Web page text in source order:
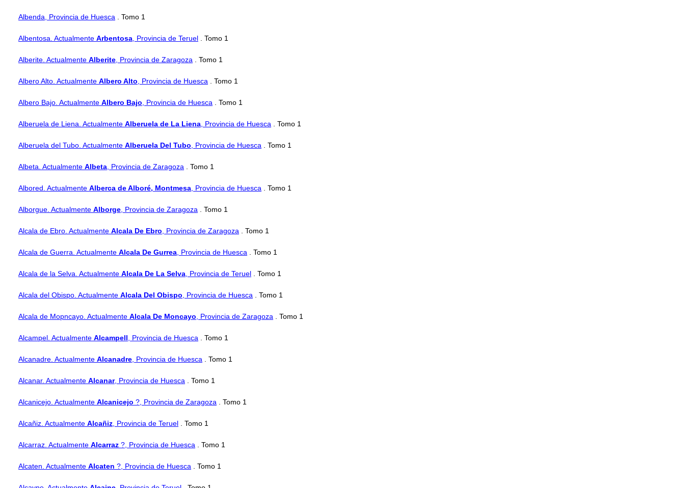
Albenda, Provincia de Huesca . Tomo 1
Albentosa. Actualmente Arbentosa , Provincia de Teruel . Tomo 1
Alberite. Actualmente Alberite , Provincia de Zaragoza . Tomo 1
Albero Alto. Actualmente Albero Alto , Provincia de Huesca . Tomo 1
Albero Bajo. Actualmente Albero Bajo , Provincia de Huesca . Tomo 1
Alberuela de Liena. Actualmente Alberuela de La Liena , Provincia de Huesca . Tomo 1
Alberuela del Tubo. Actualmente Alberuela Del Tubo , Provincia de Huesca . Tomo 1
Albeta. Actualmente Albeta , Provincia de Zaragoza . Tomo 1
Albored. Actualmente Alberca de Alboré, Montmesa , Provincia de Huesca . Tomo 1
Alborgue. Actualmente Alborge , Provincia de Zaragoza . Tomo 1
Alcala de Ebro. Actualmente Alcala De Ebro , Provincia de Zaragoza . Tomo 1
Alcala de Guerra. Actualmente Alcala De Gurrea , Provincia de Huesca . Tomo 1
Alcala de la Selva. Actualmente Alcala De La Selva , Provincia de Teruel . Tomo 1
Alcala del Obispo. Actualmente Alcala Del Obispo , Provincia de Huesca . Tomo 1
Alcala de Mopncayo. Actualmente Alcala De Moncayo , Provincia de Zaragoza . Tomo 1
Alcampel. Actualmente Alcampell , Provincia de Huesca . Tomo 1
Alcanadre. Actualmente Alcanadre , Provincia de Huesca . Tomo 1
Alcanar. Actualmente Alcanar, Provincia de Huesca . Tomo 1
Alcanicejo. Actualmente Alcanicejo ?, Provincia de Zaragoza . Tomo 1
Alcañiz. Actualmente Alcañiz , Provincia de Teruel . Tomo 1
Alcarraz. Actualmente Alcarraz ?, Provincia de Huesca . Tomo 1
Alcaten. Actualmente Alcaten ?, Provincia de Huesca . Tomo 1